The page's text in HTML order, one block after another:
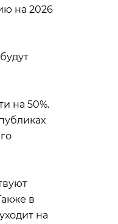
на 2026
на 50%.
в
на